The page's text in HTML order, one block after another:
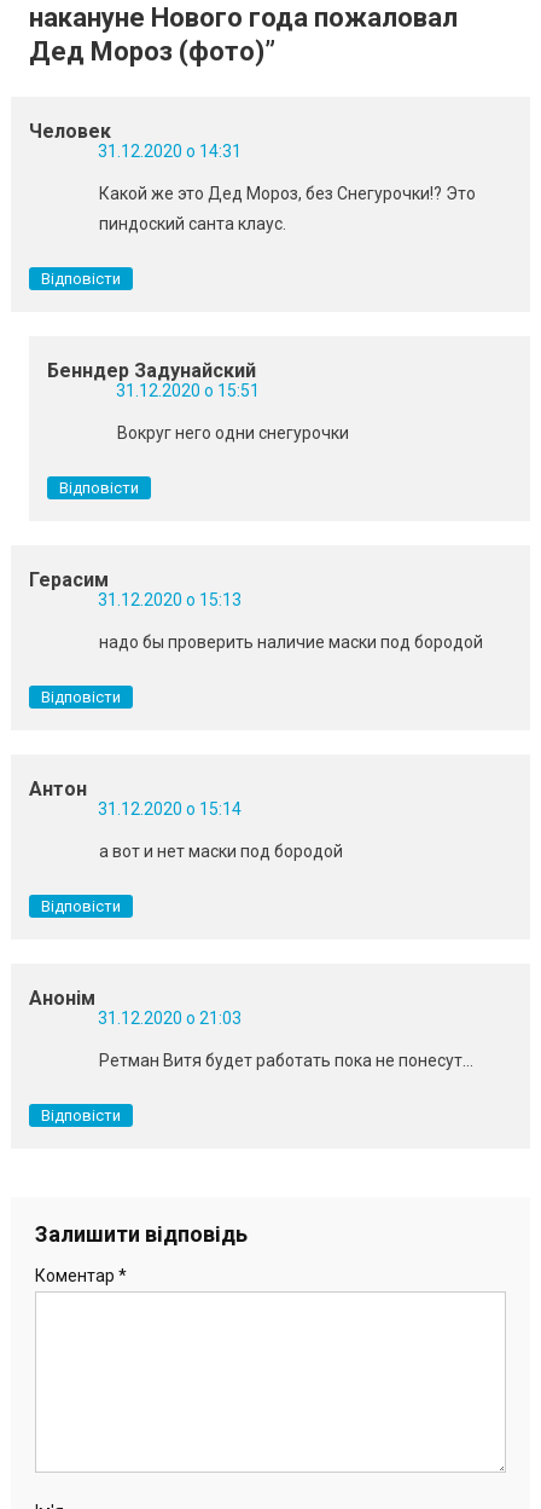
накануне Нового года пожаловал
Дед Мороз (фото)”
Человек
31.12.2020 о 14:31
Какой же это Дед Мороз, без Снегурочки!? Это
пиндоский санта клаус.
Відповісти
Бенндер Задунайский
31.12.2020 о 15:51
Вокруг него одни снегурочки
Відповісти
Герасим
31.12.2020 о 15:13
надо бы проверить наличие маски под бородой
Відповісти
Антон
31.12.2020 о 15:14
а вот и нет маски под бородой
Відповісти
Анонім
31.12.2020 о 21:03
Ретман Витя будет работать пока не понесут…
Відповісти
Залишити відповідь
Коментар *